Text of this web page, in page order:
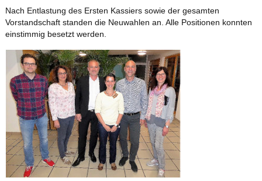
Nach Entlastung des Ersten Kassiers sowie der gesamten
Vorstandschaft standen die Neuwahlen an. Alle Positionen konnten
einstimmig besetzt werden.